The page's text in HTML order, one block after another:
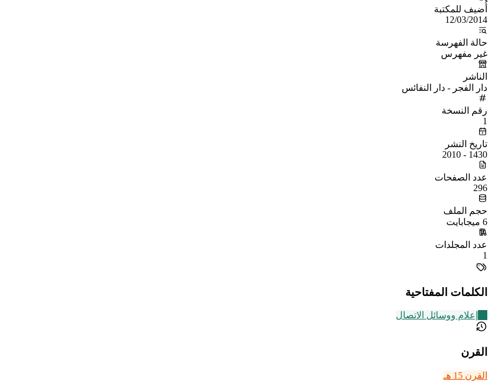
أُضيف للمكتبة
12/03/2014
حالة الفهرسة
غير مفهرس
الناشر
دار الفجر - دار النفائس
رقم النسخة
1
تاريخ النشر
1430 - 2010
عدد الصفحات
296
حجم الملف
6 ميجابايت
عدد المجلدات
1
الكلمات المفتاحية
إعلام ووسائل الاتصال
القرن
القرن 15 هـ